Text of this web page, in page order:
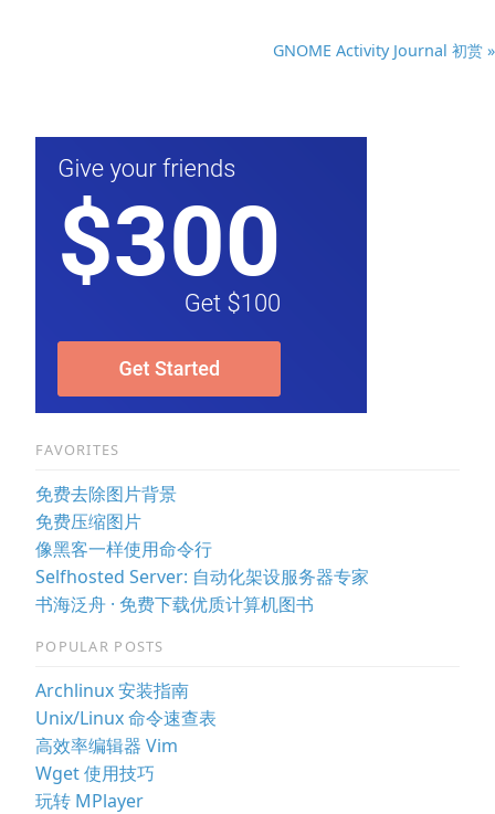
GNOME Activity Journal 初赏 »
FAVORITES
免费去除图片背景
免费压缩图片
像黑客一样使用命令行
Selfhosted Server: 自动化架设服务器专家
书海泛舟 · 免费下载优质计算机图书
POPULAR POSTS
Archlinux 安装指南
Unix/Linux 命令速查表
高效率编辑器 Vim
Wget 使用技巧
玩转 MPlayer